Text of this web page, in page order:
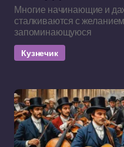
Многие начинающие и
сталкиваются с
запоминающуюся
Кузнечик